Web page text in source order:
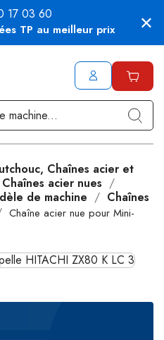
TP au meilleur prix
17 03 60
Chaînes acier et
Chaînes acier nues
de machine
Chaînes
Chaîne acier nue pour Mini-